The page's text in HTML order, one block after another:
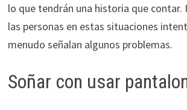
lo que tendrán una historia que contar.
las personas en estas situaciones
menudo señalan algunos problemas.
Soñar con usar